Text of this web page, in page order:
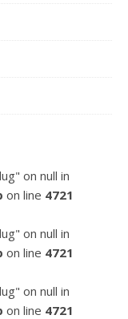
on null in
on line 4721
on null in
on line 4721
on null in
on line 4721